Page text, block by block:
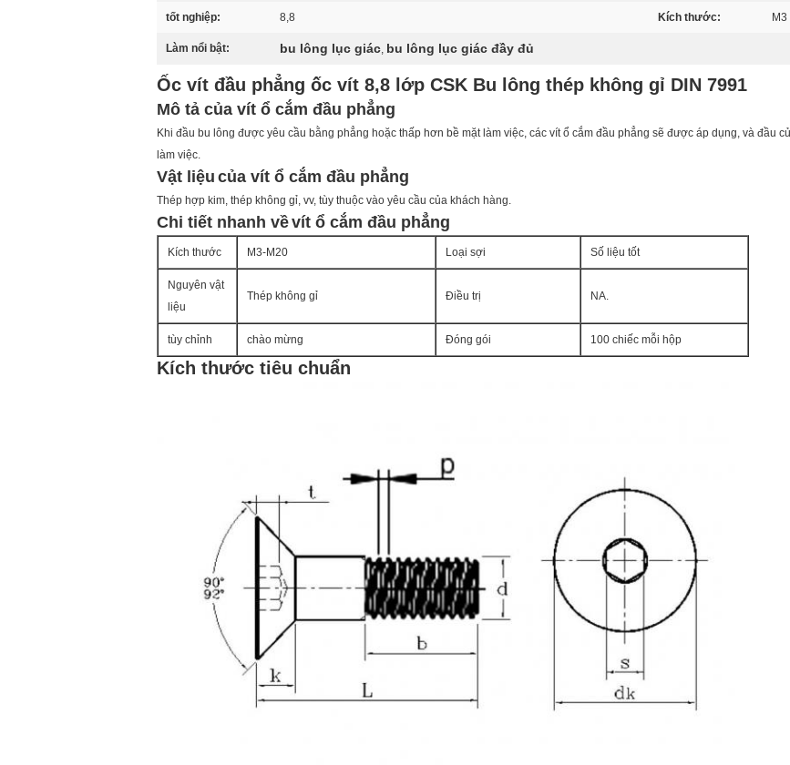
tốt nghiệp: 8,8 Kích thước:
Làm nổi bật: bu lông lục giác, bu lông lục giác đầy đủ
Ốc vít đầu phẳng ốc vít 8,8 lớp CSK Bu lông thép không gỉ DIN 7991
Mô tả của vít ổ cắm đầu phẳng
Khi đầu bu lông được yêu cầu bằng phẳng hoặc thấp hơn bề mặt làm việc, các vít ổ cắm đầu phẳng sẽ được áp dụng, và đầu
làm việc.
Vật liệu của vít ổ cắm đầu phẳng
Thép hợp kim, thép không gỉ, vv, tùy thuộc vào yêu cầu của khách hàng.
Chi tiết nhanh vềvít ổ cắm đầu phẳng
Kích thước M3-M20 Loại sợi Số liệu tốt
Nguyên vật
liệu
Thép không gỉ Điều trị NA.
tùy chỉnh chào mừng Đóng gói 100 chiếc mỗi hộp
Kích thước tiêu chuẩn